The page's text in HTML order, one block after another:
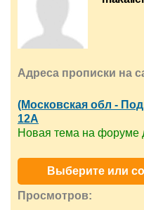
Адреса прописки на
(Московская обл -
12А
Новая тема на форуме
Выберите или
Просмотров: